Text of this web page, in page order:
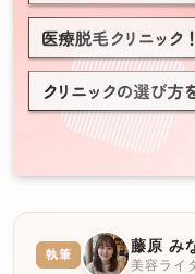
執筆 藤原 み
美容ライ